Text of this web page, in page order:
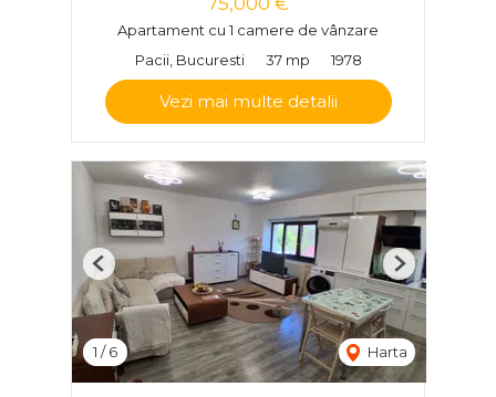
Apartament cu 1 camere de vânzare
Pacii, Bucuresti
37 mp 1978
Vezi mai multe detalii
1 /6 Harta
Previous Next